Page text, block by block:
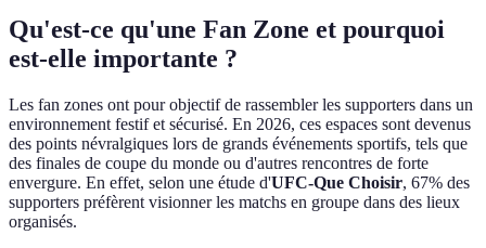
Qu'est-ce qu'une Fan Zone et pourquoi
est-elle importante ?
Les fan zones ont pour objectif de rassembler les supporters dans un
environnement festif et sécurisé. En 2026, ces espaces sont devenus
des points névralgiques lors de grands événements sportifs, tels que
des finales de coupe du monde ou d'autres rencontres de forte
envergure. En effet, selon une étude d'UFC-Que Choisir, 67% des
supporters préfèrent visionner les matchs en groupe dans des lieux
organisés.